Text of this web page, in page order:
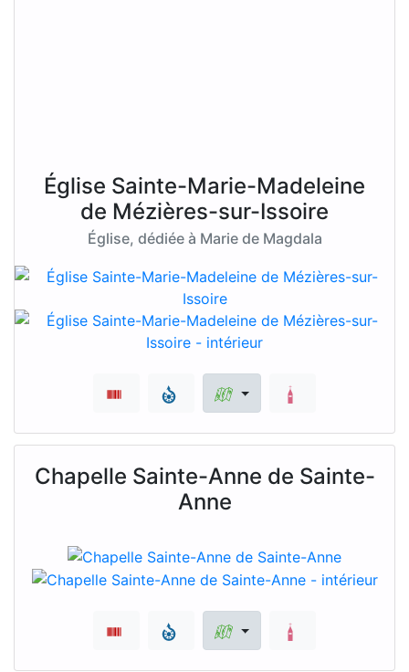
Église Sainte-Marie-Madeleine
de Mézières-sur-Issoire
Église, dédiée à Marie de Magdala
Chapelle Sainte-Anne de Sainte-
Anne